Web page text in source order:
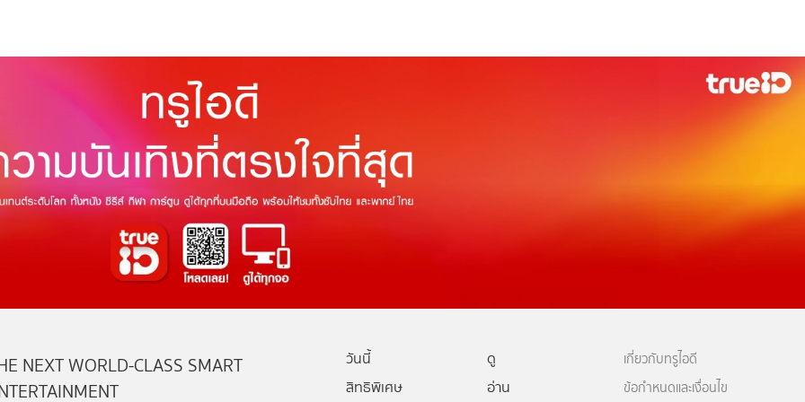
NEXT WORLD-CLASS SMART
วันนี้
ดู
สิทธิพิเศษ
อ่าน
เกี่ยวกับทรูไอดี
ข้อกำหนดและเงื่อนไข